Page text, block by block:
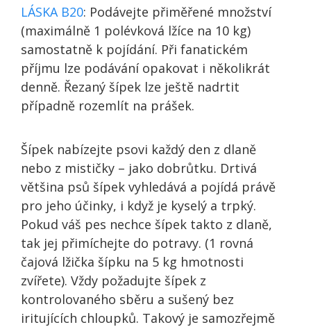
LÁSKA B20: Podávejte přiměřené množství
(maximálně 1 polévková lžíce na 10 kg)
samostatně k pojídání. Při fanatickém
příjmu lze podávání opakovat i několikrát
denně. Řezaný šípek lze ještě nadrtit
případně rozemlít na prášek.
Šípek nabízejte psovi každý den z dlaně
nebo z mističky – jako dobrůtku. Drtivá
většina psů šípek vyhledává a pojídá právě
pro jeho účinky, i když je kyselý a trpký.
Pokud váš pes nechce šípek takto z dlaně,
tak jej přimíchejte do potravy. (1 rovná
čajová lžička šípku na 5 kg hmotnosti
zvířete). Vždy požadujte šípek z
kontrolovaného sběru a sušený bez
iritujících chloupků. Takový je samozřejmě